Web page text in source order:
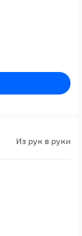
Из рук в руки